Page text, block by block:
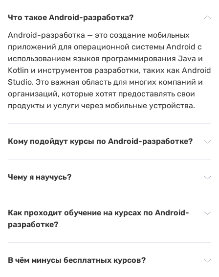
Что такое Android-разработка?
Android-разработка — это создание мобильных
приложений для операционной системы Android с
использованием языков программирования Java и
Kotlin и инструментов разработки, таких как Android
Studio. Это важная область для многих компаний и
организаций, которые хотят предоставлять свои
продукты и услуги через мобильные устройства.
Кому подойдут курсы по Android-разработке?
Чему я научусь?
Как проходит обучение на курсах по Android-
разработке?
В чём минусы бесплатных курсов?